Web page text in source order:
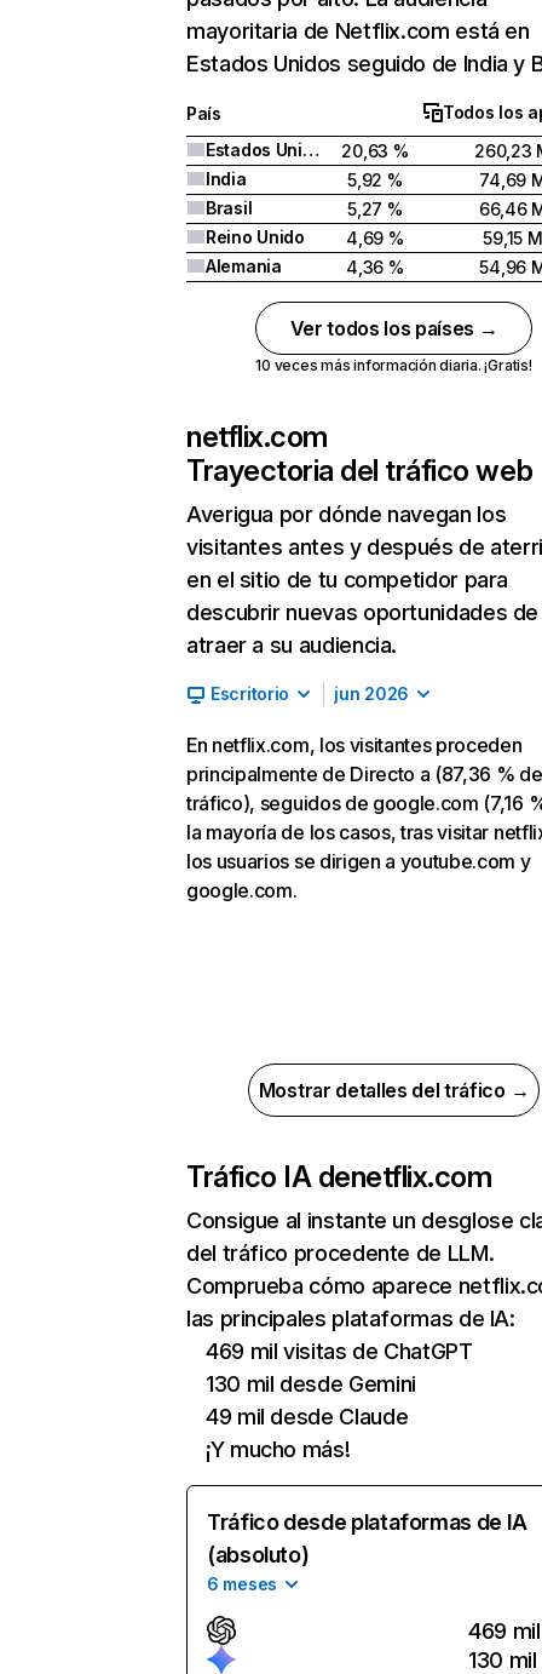
mayoritaria de Netflix.com está en
Estados Unidos seguido de India y
País
Todos los
Estados Unidos
20,63 %
260,23
India
5,92 %
74,69
Brasil
5,27 %
66,46
Reino Unido
4,69 %
59,15 M
Alemania
4,36 % 54,96
Ver todos los países →
10 veces más información diaria. ¡Gratis!
netflix.com
Trayectoria del tráfico web
Averigua por dónde navegan los
visitantes antes y después de
en el sitio de tu competidor para
descubrir nuevas oportunidades de
atraer a su audiencia.
Escritorio jun 2026
En netflix.com, los visitantes proceden
principalmente de Directo a (87,36 % de
tráfico), seguidos de google.com (7,16
la mayoría de los casos, tras visitar
los usuarios se dirigen a youtube.com y
google.com.
Mostrar detalles del tráfico →
Tráfico IA denetflix.com
Consigue al instante un desglose
del tráfico procedente de LLM.
Comprueba cómo aparece
las principales plataformas de IA:
469 mil visitas de ChatGPT
130 mil desde Gemini
49 mil desde Claude
¡Y mucho más!
Tráfico desde plataformas de IA
(absoluto)
6 meses
469 mil
130 mil